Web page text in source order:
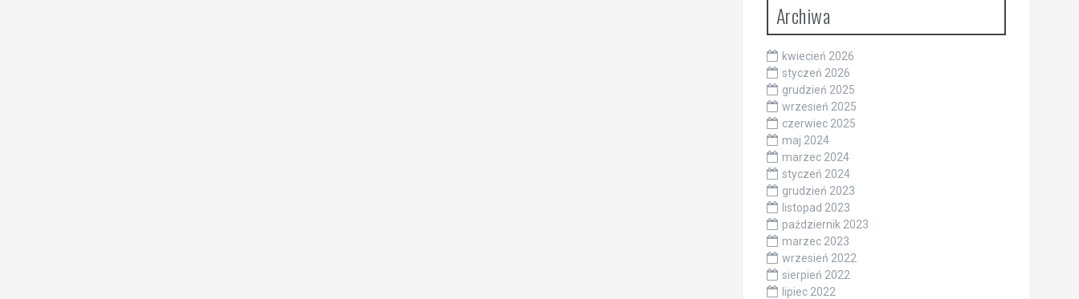
Archiwa
kwiecień 2026
styczeń 2026
grudzień 2025
wrzesień 2025
czerwiec 2025
maj 2024
marzec 2024
styczeń 2024
grudzień 2023
listopad 2023
październik 2023
marzec 2023
wrzesień 2022
sierpień 2022
lipiec 2022